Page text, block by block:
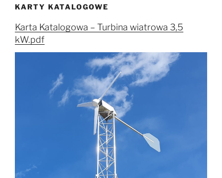
KARTY KATALOGOWE
Karta Katalogowa – Turbina wiatrowa 3,5
kW.pdf